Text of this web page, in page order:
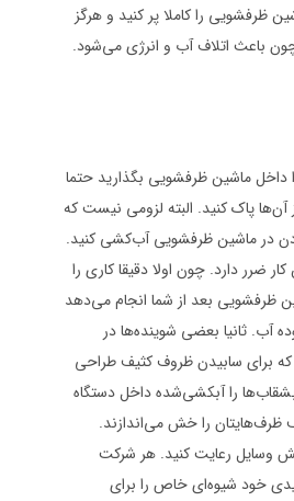
ظرفشویی را کاملا پر کنید و هرگز
باعث اتلاف آب و انرژی می‌شود.
داخل ماشین ظرفشویی بگذارید حتما
آن‌ها پاک کنید. البته لزومی نیست که
در ماشین ظرفشویی آب‌کشی کنید.
ضرر دارد. چون اولا دقیقا کاری را
ظرفشویی بعد از شما انجام می‌دهد
آب. ثانیا بعضی شوینده‌ها در
که برای سابیدن ظروف کثیف طراحی
را آبکشی‌شده داخل دستگاه
ظرف‌هایتان را خش می‌اندازند.
وسایل رعایت کنید. هر شرکت
خود شیوه‌ای خاص را برای